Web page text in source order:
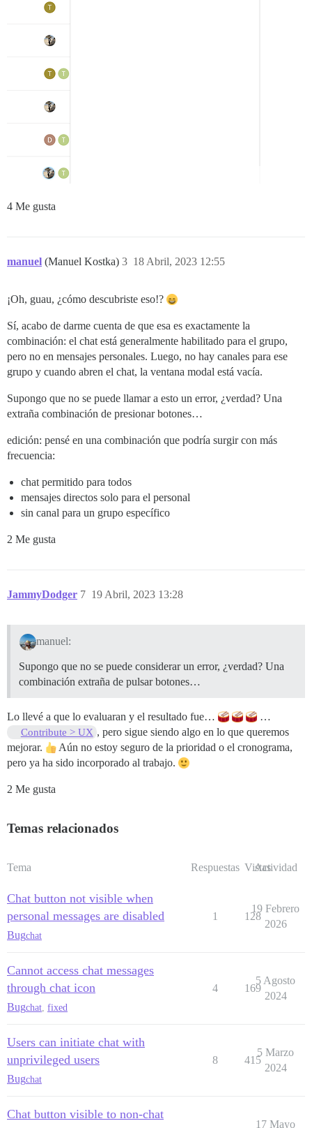
4 Me gusta
manuel (Manuel Kostka) 18 Abril, 2023 12:55
3
¡Oh, guau, ¿cómo descubriste eso!?
Sí, acabo de darme cuenta de que esa es exactamente la
combinación: el chat está generalmente habilitado para el grupo,
pero no en mensajes personales. Luego, no hay canales para ese
grupo y cuando abren el chat, la ventana modal está vacía.
Supongo que no se puede llamar a esto un error, ¿verdad? Una
extraña combinación de presionar botones…
edición: pensé en una combinación que podría surgir con más
frecuencia:
chat permitido para todos
mensajes directos solo para el personal
sin canal para un grupo específico
2 Me gusta
JammyDodger 19 Abril, 2023 13:28
7
manuel:
Supongo que no se puede considerar un error, ¿verdad? Una
combinación extraña de pulsar botones…
Lo llevé a que lo evaluaran y el resultado fue… …
Contribute > UX , pero sigue siendo algo en lo que queremos
mejorar.
Aún no estoy seguro de la prioridad o el cronograma,
pero ya ha sido incorporado al trabajo.
2 Me gusta
Temas relacionados
Tema Respuestas Vistas
Actividad
Chat button not visible when
personal messages are disabled
Bugchat
1 128
19 Febrero
2026
Cannot access chat messages
through chat icon
Bugchat fixed
4 169
5 Agosto
2024
Users can initiate chat with
unprivileged users
Bugchat
8 415
5 Marzo
2024
Chat button visible to non-chat
17 Mayo